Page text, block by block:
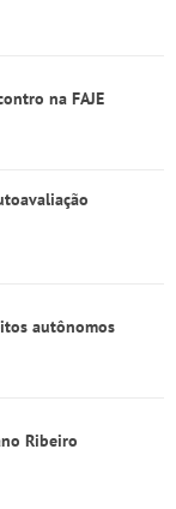
na FAJE
autônomos
Ribeiro